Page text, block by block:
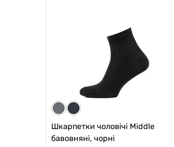
449 грн
Шкарпетки чоловічі Middle
бавовняні, чорні